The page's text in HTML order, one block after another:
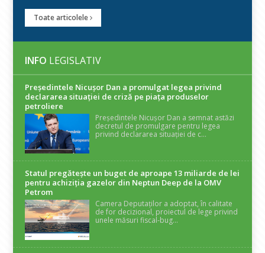
Toate articolele
INFO LEGISLATIV
Președintele Nicuşor Dan a promulgat legea privind
declararea situaţiei de criză pe piaţa produselor
petroliere
Președintele Nicușor Dan a semnat astăzi
decretul de promulgare pentru legea
privind declararea situației de c...
Statul pregătește un buget de aproape 13 miliarde de lei
pentru achiziția gazelor din Neptun Deep de la OMV
Petrom
Camera Deputaților a adoptat, în calitate
de for decizional, proiectul de lege privind
unele măsuri fiscal-bug...